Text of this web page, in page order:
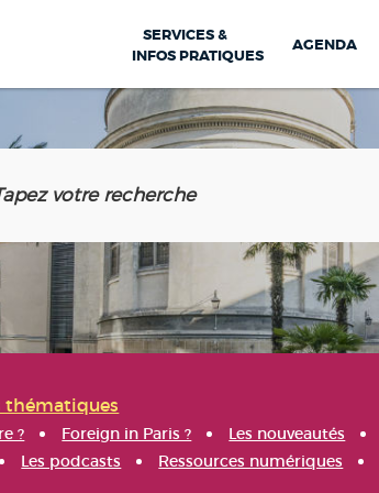
SERVICES &
INFOS PRATIQUES
AGENDA
thématiques
? Foreign in Paris ? Les nouveautés
Les podcasts Ressources numériques